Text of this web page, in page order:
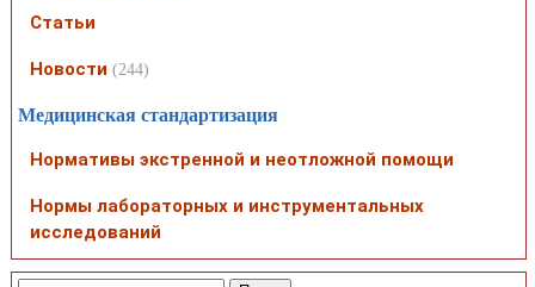
Статьи
Новости (244)
Медицинская стандартизация
Нормативы экстренной и неотложной помощи
Нормы лабораторных и инструментальных
исследований